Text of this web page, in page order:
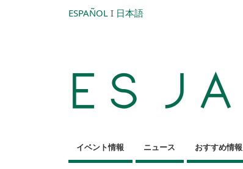
ESPAÑOL I 日本語
イベント情報 ニュース おすすめ情報